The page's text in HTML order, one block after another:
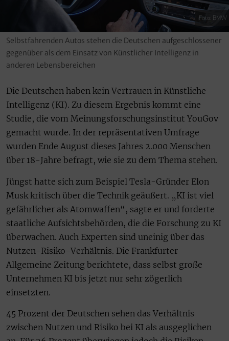
Foto: BMW
Selbstfahrenden Autos stehen die Deutschen aufgeschlossener
gegenüber als dem Einsatz von Künstlicher Intelligenz in
anderen Lebensbereichen
Die Deutschen haben kein Vertrauen in Künstliche
Intelligenz (KI). Zu diesem Ergebnis kommt eine
Studie, die vom Meinungsforschungsinstitut YouGov
gemacht wurde. In der repräsentativen Umfrage
wurden Ende August dieses Jahres 2.000 Menschen
über 18-Jahre befragt, wie sie zu dem Thema stehen.
Jüngst hatte sich zum Beispiel Tesla-Gründer Elon
Musk kritisch über die Technik geäußert. „KI ist viel
gefährlicher als Atomwaffen“, sagte er und forderte
staatliche Aufsichtsbehörden, die die Forschung zu KI
überwachen. Auch Experten sind uneinig über das
Nutzen-Risiko-Verhältnis. Die Frankfurter
Allgemeine Zeitung berichtete, dass selbst große
Unternehmen KI bis jetzt nur sehr zögerlich
einsetzten.
45 Prozent der Deutschen sehen das Verhältnis
zwischen Nutzen und Risiko bei KI als ausgeglichen